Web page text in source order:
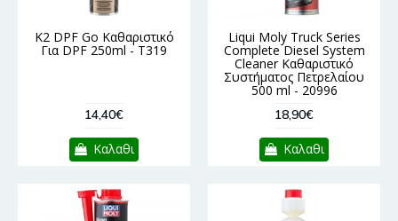
K2 DPF Go Καθαριστικό
Για DPF 250ml - T319
14,40€
Καλαθι
Liqui Moly Truck Series
Complete Diesel System
Cleaner Καθαριστικό
Συστήματος Πετρελαίου
500 ml - 20996
18,90€
Καλαθι